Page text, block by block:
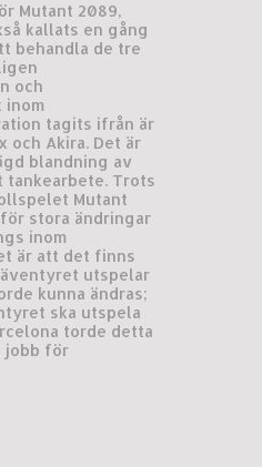
Mutant 2089,
kallats en gång
behandla de tre
och
inom
tagits ifrån är
och Akira. Det är
blandning av
Trots
Mutant
stora ändringar
inom
är att det finns
utspelar
kunna ändras;
ska utspela
torde detta
jobb för